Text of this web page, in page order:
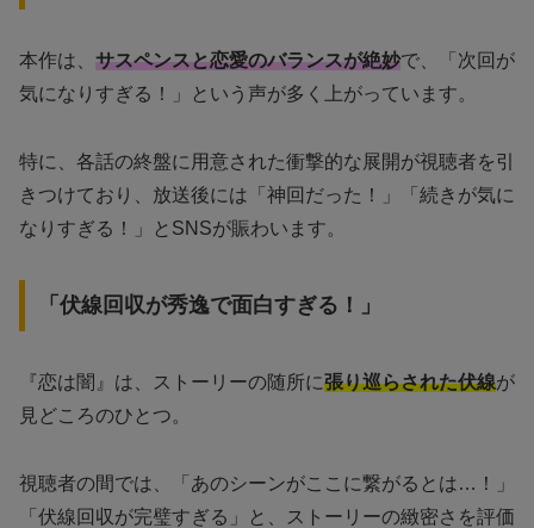
本作は、 サスペンスと恋愛のバランスが絶妙で、「次回が
気になりすぎる！」という声が多く上がっています。
特に、各話の終盤に用意された衝撃的な展開が視聴者を引
きつけており、放送後には「神回だった！」「続きが気に
なりすぎる！」とSNSが賑わいます。
「伏線回収が秀逸で面白すぎる！」
『恋は闇』は、ストーリーの随所に張り巡らされた伏線が
見どころのひとつ。
視聴者の間では、「あのシーンがここに繋がるとは…！」
「伏線回収が完璧すぎる」と、ストーリーの緻密さを評価